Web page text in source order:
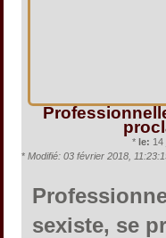
* le: 14
* Modifié: 03 février 2018,
sexiste, se